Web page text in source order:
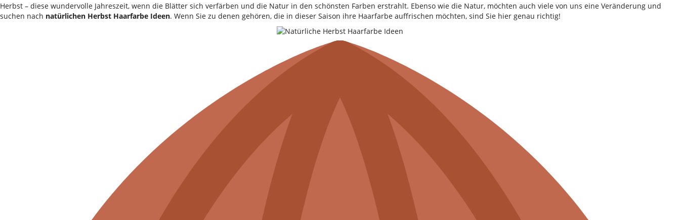
Herbst – diese wundervolle Jahreszeit, wenn die Blätter sich verfärben und die Natur in den schönsten Farben erstrahlt. Ebenso wie die Natur, möchten auch viele von uns eine Veränderung und
suchen nach natürlichen Herbst Haarfarbe Ideen. Wenn Sie zu denen gehören, die in dieser Saison ihre Haarfarbe auffrischen möchten, sind Sie hier genau richtig!